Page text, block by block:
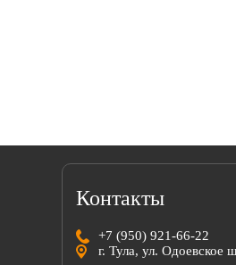
Контакты
+7 (950) 921-66-22
г. Тула, ул. Одоевское